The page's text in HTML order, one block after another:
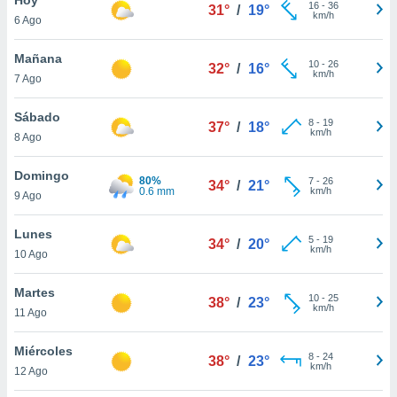
y
en
más
de
6 Ago
31° / 19° 16- 36
km/h
Mañana
7 Ago
32° / 16° 10- 26
km/h
Sábado
8 Ago
37° / 18° 8- 19
km/h
Domingo
9 Ago
80%
0.6 mm
34° / 21° 7- 26
km/h
Lunes
10 Ago
34° / 20° 5- 19
km/h
Martes
11 Ago
38° / 23° 10- 25
km/h
Miércoles
12 Ago
38° / 23° 8- 24
km/h